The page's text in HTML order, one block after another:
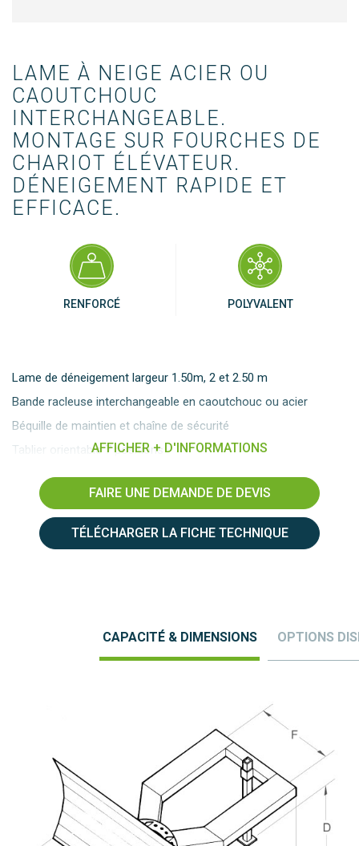
LAME À NEIGE ACIER OU
CAOUTCHOUC
INTERCHANGEABLE.
MONTAGE SUR FOURCHES DE
CHARIOT ÉLÉVATEUR.
DÉNEIGEMENT RAPIDE ET
EFFICACE.
RENFORCÉ POLYVALENT
Lame de déneigement largeur 1.50m, 2 et 2.50 m
Bande racleuse interchangeable en caoutchouc ou acier
Béquille de maintien et chaîne de sécurité
Tablier orientable 7 positions
2 MODÈLES :
Avec bande racleuse caoutchouc , 65 shores, équipée
de 2 roues pivotantes, évite de détériorer les sols à
déneiger. Hauteur tablier (D) 825 mm
toute l’année pour nivelage, déblayage ou nettoyage des
Lame de déneigement pour chariot élévateur, micro tracteur,
🚚 RÉFÉRENCES EN DÉLAI COURT, EXPÉDITION SOUS 1
SEMAINE
Lame chasse neige, largeur 1500 mm
CNP16121
Lame chasse neige, largeur 2000 mm
CNP21121
AFFICHER + D'INFORMATIONS
FAIRE UNE DEMANDE DE DEVIS
TÉLÉCHARGER LA FICHE TECHNIQUE
CAPACITÉ & DIMENSIONS OPTIONS